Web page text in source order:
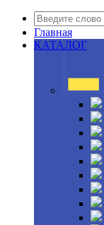
Главная
КАТАЛОГ